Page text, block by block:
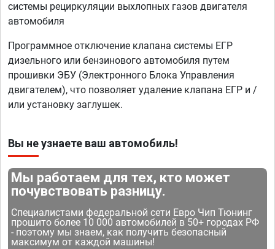
системы рециркуляции выхлопных газов двигателя
автомобиля
Программное отключение клапана системы ЕГР
дизельного или бензинового автомобиля путем
прошивки ЭБУ (Электронного Блока Управления
двигателем), что позволяет удаление клапана ЕГР и /
или установку заглушек.
Вы не узнаете ваш автомобиль!
Мы работаем для тех, кто может
почувствовать разницу.
Специалистами федеральной сети Евро Чип Тюнинг
прошито более 10 000 автомобилей в 50+ городах РФ
- поэтому мы знаем, как получить безопасный
максимум от каждой машины!